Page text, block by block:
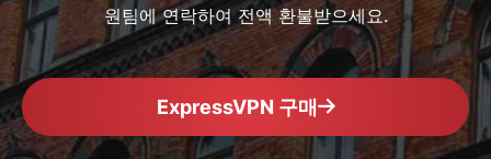
원팀에 연락하여 전액 환불받으세요.
ExpressVPN 구매